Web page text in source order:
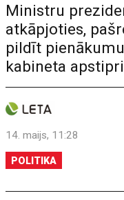
Ministru
atkāpjoties,
pildīt
kabineta
14. maijs, 11:28
POLITIKA